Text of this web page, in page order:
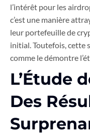
l’intérêt pour les
c’est une manière
leur portefeuille de
initial. Toutefois, cette
comme le démontre
L’Étude
Des